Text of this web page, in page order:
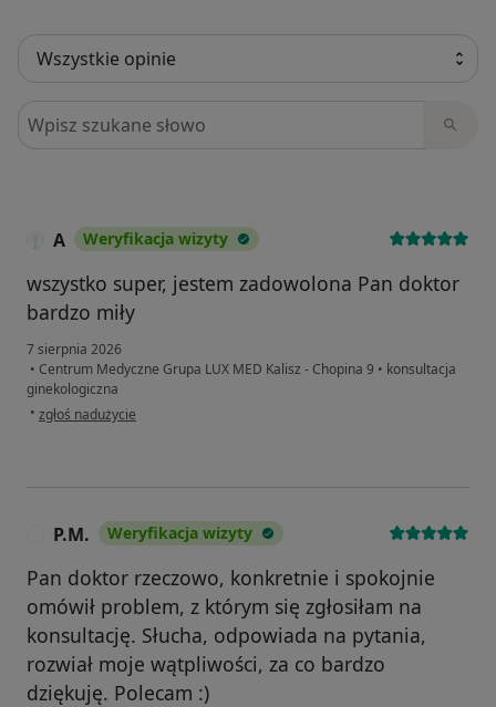
Szukaj w opiniach
A Weryfikacja wizyty
wszystko super, jestem zadowolona Pan doktor
bardzo miły
7 sierpnia 2026
• Centrum Medyczne Grupa LUX MED Kalisz - Chopina 9 • konsultacja
ginekologiczna
• w opinii użytkownika A
zgłoś nadużycie
P.M. Weryfikacja wizyty
Pan doktor rzeczowo, konkretnie i spokojnie
omówił problem, z którym się zgłosiłam na
konsultację. Słucha, odpowiada na pytania,
rozwiał moje wątpliwości, za co bardzo
dziękuję. Polecam :)